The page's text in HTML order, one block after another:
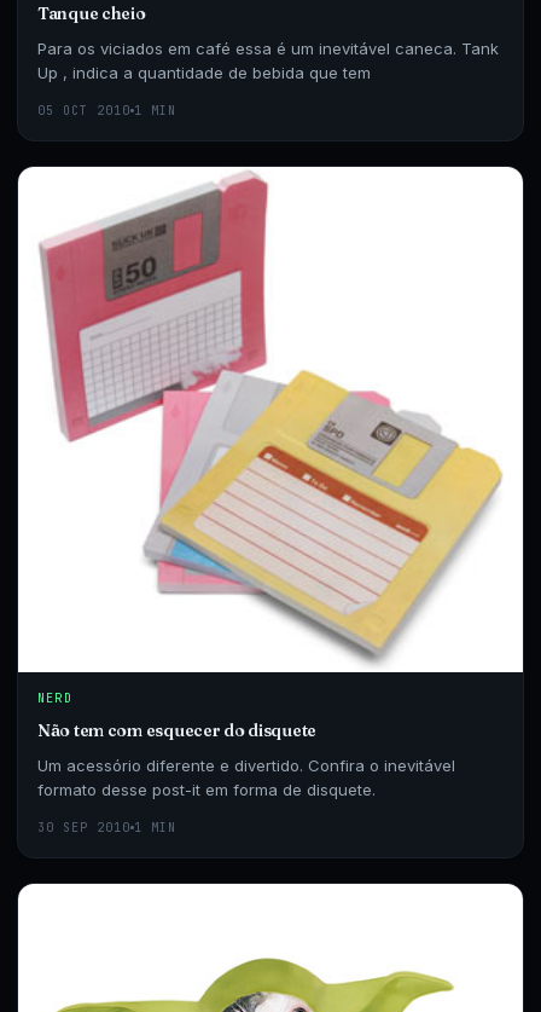
Tanque cheio
Para os viciados em café essa é um inevitável caneca. Tank
Up , indica a quantidade de bebida que tem
05 OCT 2010 1 MIN
NERD
Não tem com esquecer do disquete
Um acessório diferente e divertido. Confira o inevitável
formato desse post-it em forma de disquete.
30 SEP 2010 1 MIN